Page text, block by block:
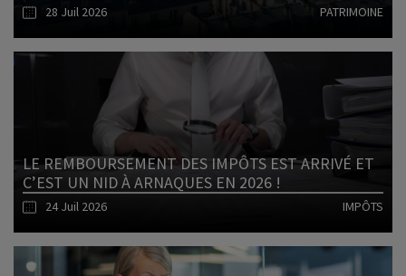
28 Juil 2026 PATRIMOINE
LE REMBOURSEMENT DES IMPÔTS EST ARRIVÉ ET
C’EST UN NID À ARNAQUES EN 2026 !
24 Juil 2026 IMPÔTS
Lire l'article